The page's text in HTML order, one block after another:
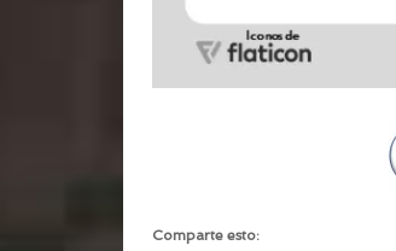
Comparte esto: